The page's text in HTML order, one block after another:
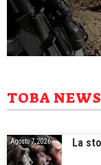
TOBA NEWS
Agosto 7, 2026 La